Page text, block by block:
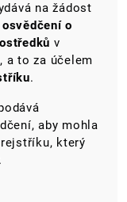
na žádost
osvědčení o
v
a to za účelem
.
aby mohla
který